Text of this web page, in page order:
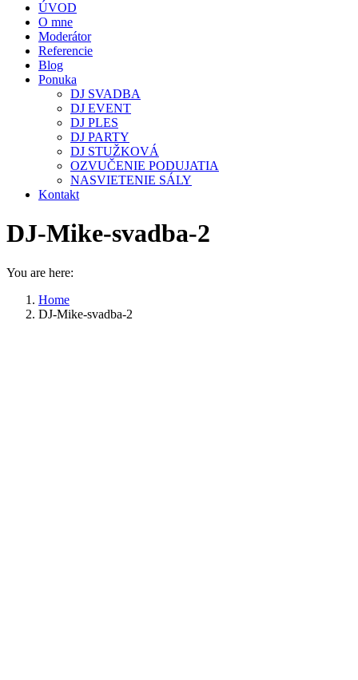
ÚVOD
O mne
Moderátor
Referencie
Blog
Ponuka
DJ SVADBA
DJ EVENT
DJ PLES
DJ PARTY
DJ STUŽKOVÁ
OZVUČENIE PODUJATIA
NASVIETENIE SÁLY
Kontakt
DJ-Mike-svadba-2
You are here:
Home
DJ-Mike-svadba-2